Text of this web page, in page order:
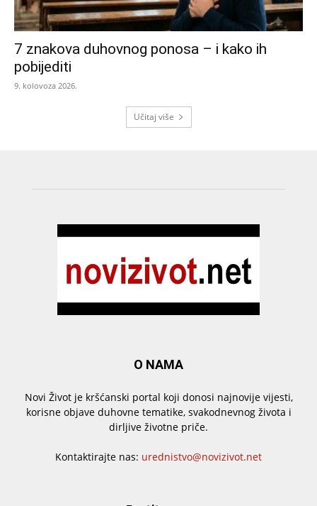
7 znakova duhovnog ponosa – i kako ih
pobijediti
9. kolovoza 2026.
Učitaj više
O NAMA
Novi Život je kršćanski portal koji donosi najnovije vijesti,
korisne objave duhovne tematike, svakodnevnog života i
dirljive životne priče.
Kontaktirajte nas: urednistvo@novizivot.net